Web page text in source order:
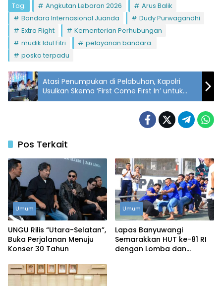
Tag: Angkutan Lebaran 2026
Arus Balik
Bandara Internasional Juanda
Dudy Purwagandhi
Extra Flight
Kementerian Perhubungan
mudik Idul Fitri
pelayanan bandara.
posko terpadu
Atasi Penumpukan di Pelabuhan, Kapolri
Usulkan Skema ‘First Come First In’ untuk
Mudik 2026
Pos Terkait
Umum
UNGU Rilis “Utara-Selatan”,
Buka Perjalanan Menuju
Konser 30 Tahun
Umum
Lapas Banyuwangi
Semarakkan HUT ke-81 RI
dengan Lomba dan